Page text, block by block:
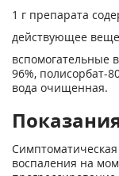
1 г препарата
действующее
вспомогательные
96%, полисорбат-
вода очищенная.
воспаления на